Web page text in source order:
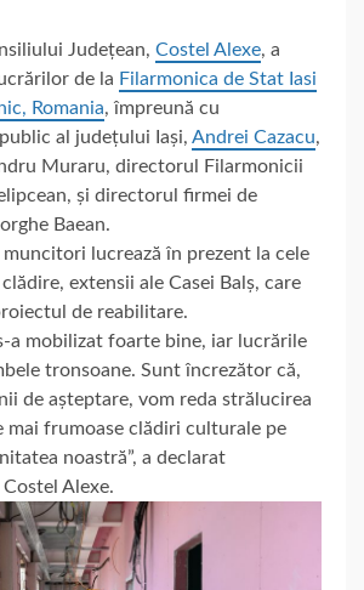
Județean, Costel Alexe, a
de la Filarmonica de Stat Iasi
Romania, împreună cu
al județului Iași, Andrei Cazacu,
Muraru, directorul Filarmonicii
și directorul firmei de
Baean.
lucrează în prezent la cele
extensii ale Casei Balș, care
de reabilitare.
a mobilizat foarte bine, iar lucrările
tronsoane. Sunt încrezător că,
de așteptare, vom reda strălucirea
mai frumoase clădiri culturale pe
noastră”, a declarat
Alexe.